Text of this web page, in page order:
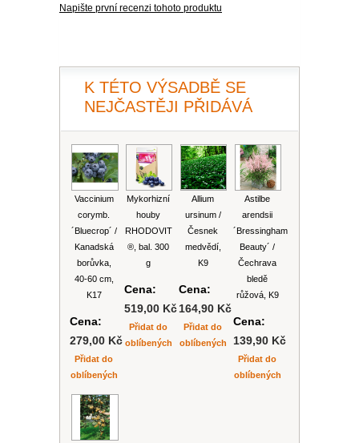
PLEKTRANT
OSTRUHATKA
OSTEOSPERMUM
ISOTOMA
VITÁLKA
PRYŠEC
EURYOPS
NETÝKAVKA
Napište první recenzi tohoto produktu
K TÉTO VÝSADBĚ SE
NEJČASTĚJI PŘIDÁVÁ
Vaccinium
corymb.
´Bluecrop´ /
Kanadská
borůvka,
40-60 cm,
K17
Cena:
279,00 Kč
Přidat do
oblíbených
Mykorhizní
houby
RHODOVIT
®, bal. 300
g
Cena:
519,00 Kč
Přidat do
oblíbených
Allium
ursinum /
Česnek
medvědí,
K9
Cena:
164,90 Kč
Přidat do
oblíbených
Astilbe
arendsii
´Bressingham
Beauty´ /
Čechrava
bledě
růžová, K9
Cena:
139,90 Kč
Přidat do
oblíbených